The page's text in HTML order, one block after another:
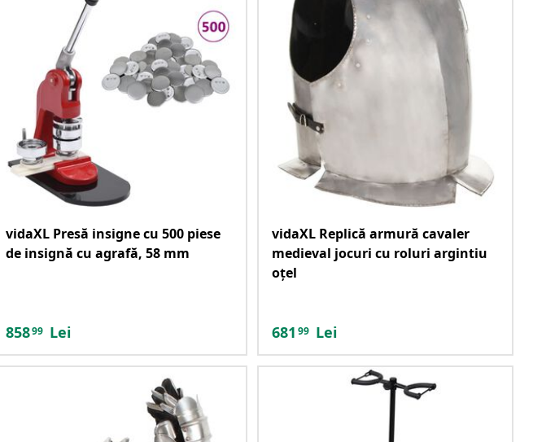
vidaXL Presă insigne cu 500 piese
de insignă cu agrafă, 58 mm
85899 Lei
vidaXL Replică armură cavaler
medieval jocuri cu roluri argintiu
oțel
681 99 Lei